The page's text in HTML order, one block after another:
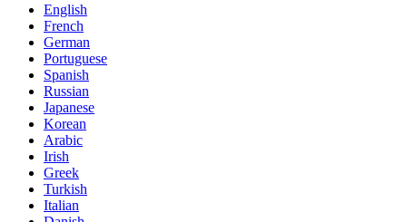
English
French
German
Portuguese
Spanish
Russian
Japanese
Korean
Arabic
Irish
Greek
Turkish
Italian